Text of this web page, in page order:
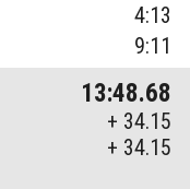
4:13
9:11
13:48.68
+ 34.15
+ 34.15